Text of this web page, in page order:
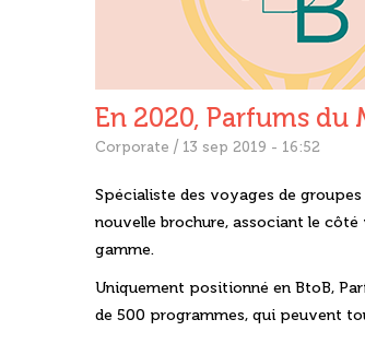
En 2020, Parfums
Corporate / 13 sep 2019 - 16:52
Spécialiste des voyages de
nouvelle brochure, associant le
gamme.
Uniquement positionné en BtoB,
de 500 programmes, qui peuvent